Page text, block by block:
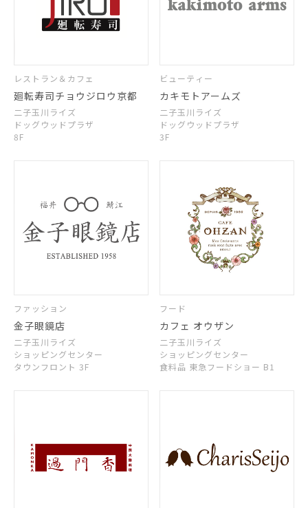
レストラン＆カフェ
廻転寿司チョウジロウ京都
二子玉川ライズ
ドッグウッドプラザ
8F
ビューティー
カキモトアームズ
二子玉川ライズ
ドッグウッドプラザ
3F
ファッション
金子眼鏡店
二子玉川ライズ
ショッピングセンター
タウンフロント 3F
フード
カフェ オウザン
二子玉川ライズ
ショッピングセンター
食料品 東急フードショー B1